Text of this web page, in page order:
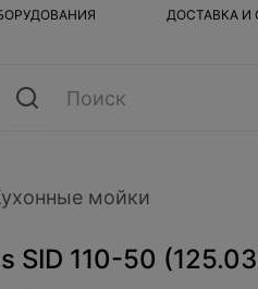
ДОСТАВКА И
мойки
SID 110-50